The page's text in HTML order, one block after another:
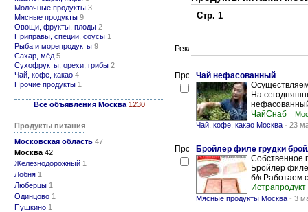
Молочные продукты 3
Мясные продукты 9
Овощи, фрукты, плоды 2
Приправы, специи, соусы 1
Рыба и морепродукты 9
Сахар, мёд 5
Сухофрукты, орехи, грибы 2
Чай, кофе, какао 4
Прочие продукты 1
Все объявления Москва 1230
Продукты питания
Московская область 47
Москва 42
Железнодорожный 1
Лобня 1
Люберцы 1
Одинцово 1
Пушкино 1
Стр. 1
Чай нефасованный
На
ЧайСнаб
Чай, кофе, какао Москва - 23
Бройлер филе грудки
Собственное
Бройлер
б/к Работаем
Истрапродукт
Мясные продукты Москва - 3